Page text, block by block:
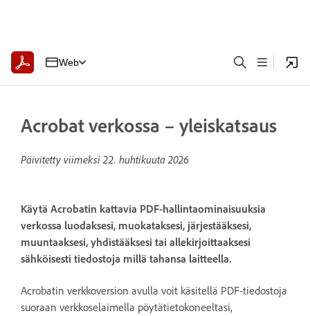
Web
Acrobat verkossa – yleiskatsaus
Päivitetty viimeksi22. huhtikuuta 2026
Käytä Acrobatin kattavia PDF-hallintaominaisuuksia
verkossa luodaksesi, muokataksesi, järjestääksesi,
muuntaaksesi, yhdistääksesi tai allekirjoittaaksesi
sähköisesti tiedostoja millä tahansa laitteella.
Acrobatin verkkoversion avulla voit käsitellä PDF-tiedostoja
suoraan verkkoselaimella pöytätietokoneeltasi,